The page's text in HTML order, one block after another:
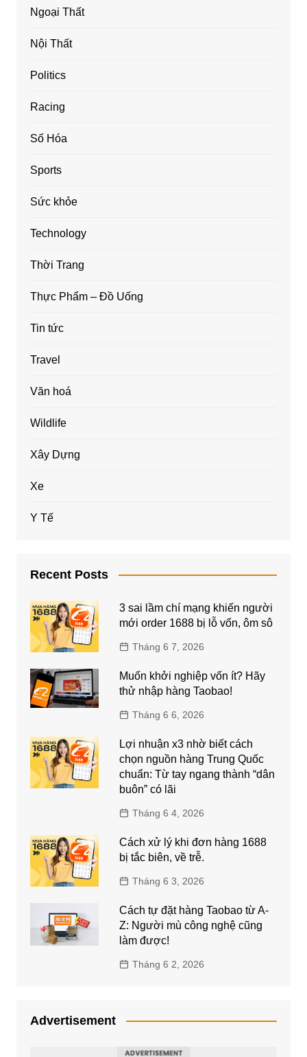
Ngoại Thất
Nội Thất
Politics
Racing
Số Hóa
Sports
Sức khỏe
Technology
Thời Trang
Thực Phẩm – Đồ Uống
Tin tức
Travel
Văn hoá
Wildlife
Xây Dựng
Xe
Y Tế
Recent Posts
3 sai lầm chí mạng khiến người
mới order 1688 bị lỗ vốn, ôm sô
Tháng 6 7, 2026
Muốn khởi nghiệp vốn ít? Hãy
thử nhập hàng Taobao!
Tháng 6 6, 2026
Lợi nhuận x3 nhờ biết cách
chọn nguồn hàng Trung Quốc
chuẩn: Từ tay ngang thành “dân
buôn” có lãi
Tháng 6 4, 2026
Cách xử lý khi đơn hàng 1688
bị tắc biên, về trễ.
Tháng 6 3, 2026
Cách tự đặt hàng Taobao từ A-
Z: Người mù công nghệ cũng
làm được!
Tháng 6 2, 2026
Advertisement